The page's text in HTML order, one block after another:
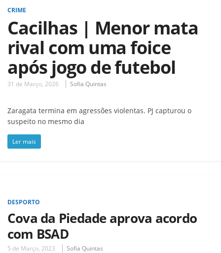
CRIME
Cacilhas | Menor mata
rival com uma foice
após jogo de futebol
31 de Março, 2026 Sofia Quintas
Zaragata termina em agressões violentas. PJ capturou o
suspeito no mesmo dia
Ler mais
DESPORTO
Cova da Piedade aprova acordo
com BSAD
5 de Março, 2023 Sofia Quintas